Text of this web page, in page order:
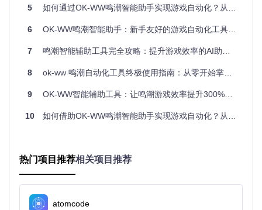
要求：
配置
最低配置 推荐配置
操作
Windows 10（64
器
0
D处理器
内存
8GB RAM
显卡
GTX 750 Ti
5 如何通过OK-WW鸣潮智能助手实现游戏自动化？从入门到精通的AI驱动效率提升指南
6 OK-WW鸣潮智能助手：新手友好的游戏自动化工具使用指南
7 鸣潮智能辅助工具完全攻略：提升游戏效率的AI助手使用指南
8 ok-ww 鸣潮自动化工具终极使用指南：从零开始掌握智能游戏助手
9 OK-WW智能辅助工具：让鸣潮游戏效率提升300%的自动化解决方案
10 如何借助OK-WW鸣潮智能助手实现游戏自动化？从入门到精通的完整指南
热门项目推荐相关项目推荐
atomcode